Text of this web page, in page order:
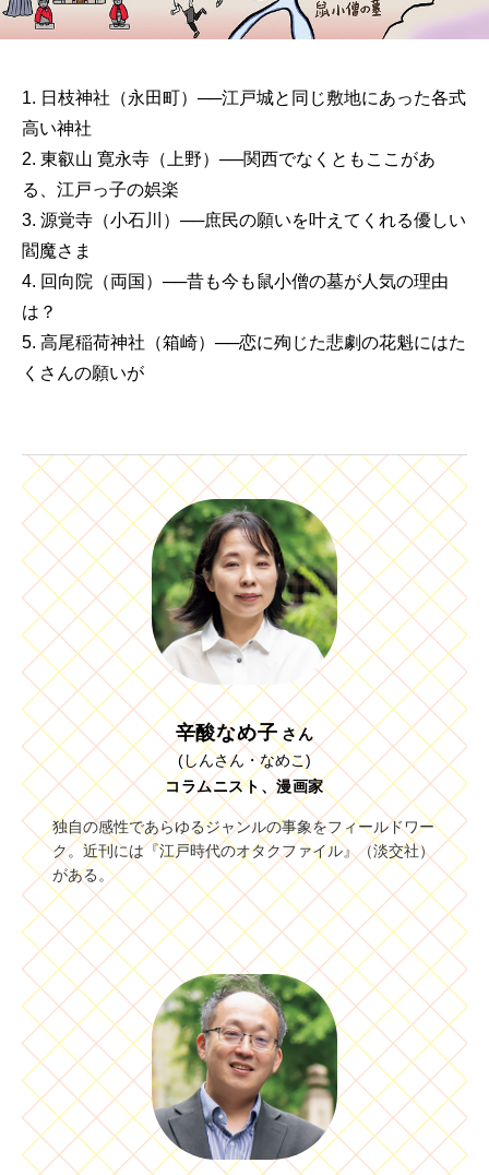
1. 日枝神社（永田町）──江戸城と同じ敷地にあった各式
高い神社
2. 東叡山 寛永寺（上野）──関西でなくともここがあ
る、江戸っ子の娯楽
3. 源覚寺（小石川）──庶民の願いを叶えてくれる優しい
閻魔さま
4. 回向院（両国）──昔も今も鼠小僧の墓が人気の理由
は？
5. 高尾稲荷神社（箱崎）──恋に殉じた悲劇の花魁にはた
くさんの願いが
辛酸なめ子 さん
(しんさん・なめこ)
コラムニスト、漫画家
独自の感性であらゆるジャンルの事象をフィールドワー
ク。近刊には『江戸時代のオタクファイル』（淡交社）
がある。